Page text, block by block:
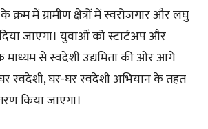
क्रम में ग्रामीण क्षेत्रों में स्वरोजगार और लघु
दिया जाएगा। युवाओं को स्टार्टअप और
माध्यम से स्वदेशी उद्यमिता की ओर आगे
घर स्वदेशी, घर-घर स्वदेशी अभियान के तहत
किया जाएगा।